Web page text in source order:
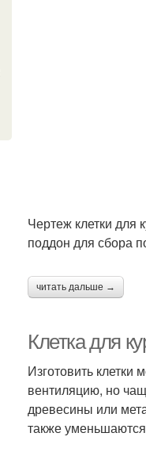
Чертеж клетки
поддон для сбора
читать дальше →
Клетка для
Изготовить
вентиляцию, но
древесины или
также